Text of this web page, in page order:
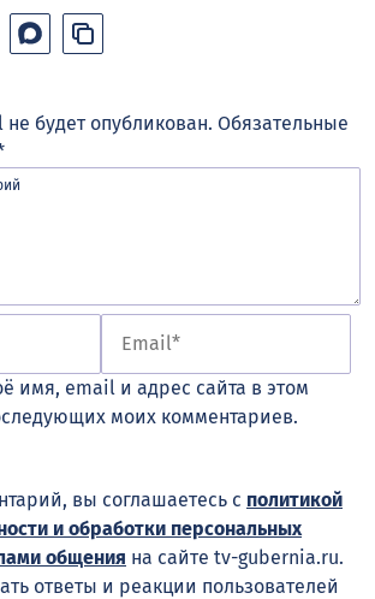
будет опубликован. Обязательные
имя, email и адрес сайта в этом
моих комментариев.
вы соглашаетесь с политикой
и обработки персональных
общения на сайте tv-gubernia.ru.
ответы и реакции пользователей